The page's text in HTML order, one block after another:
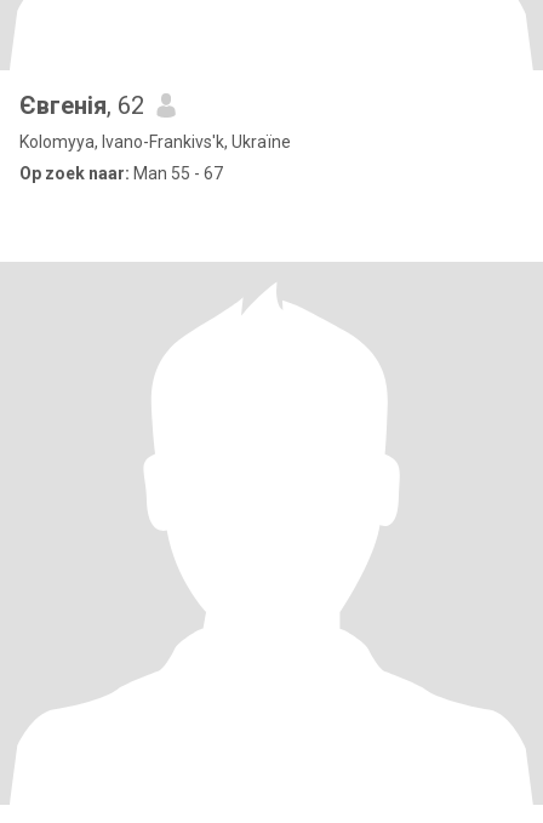
Євгенія, 62
Kolomyya, Ivano-Frankivs'k, Ukraïne
Op zoek naar: Man 55 - 67